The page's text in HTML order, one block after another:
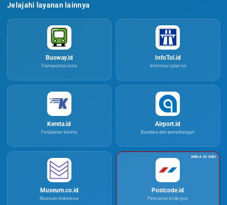
Jelajahi layanan lainnya
Busway.id
Transportasi kota
InfoTol.id
Informasi jalan tol
Kereta.id
Perjalanan kereta
Airport.id
Bandara dan penerbangan
Museum.co.id
Museum Indonesia
Postcode.id
Pencarian kode pos